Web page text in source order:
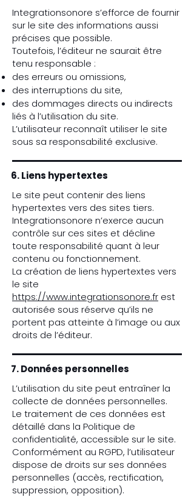
Integrationsonore s’efforce de fournir
sur le site des informations aussi
précises que possible.
Toutefois, l’éditeur ne saurait être
tenu responsable :
des erreurs ou omissions,
des interruptions du site,
des dommages directs ou indirects
liés à l’utilisation du site.
L’utilisateur reconnaît utiliser le site
sous sa responsabilité exclusive.
6. Liens hypertextes
Le site peut contenir des liens
hypertextes vers des sites tiers.
Integrationsonore n’exerce aucun
contrôle sur ces sites et décline
toute responsabilité quant à leur
contenu ou fonctionnement.
La création de liens hypertextes vers
le site
https://www.integrationsonore.fr est
autorisée sous réserve qu’ils ne
portent pas atteinte à l’image ou aux
droits de l’éditeur.
7. Données personnelles
L’utilisation du site peut entraîner la
collecte de données personnelles.
Le traitement de ces données est
détaillé dans la Politique de
confidentialité, accessible sur le site.
Conformément au RGPD, l’utilisateur
dispose de droits sur ses données
personnelles (accès, rectification,
suppression, opposition).